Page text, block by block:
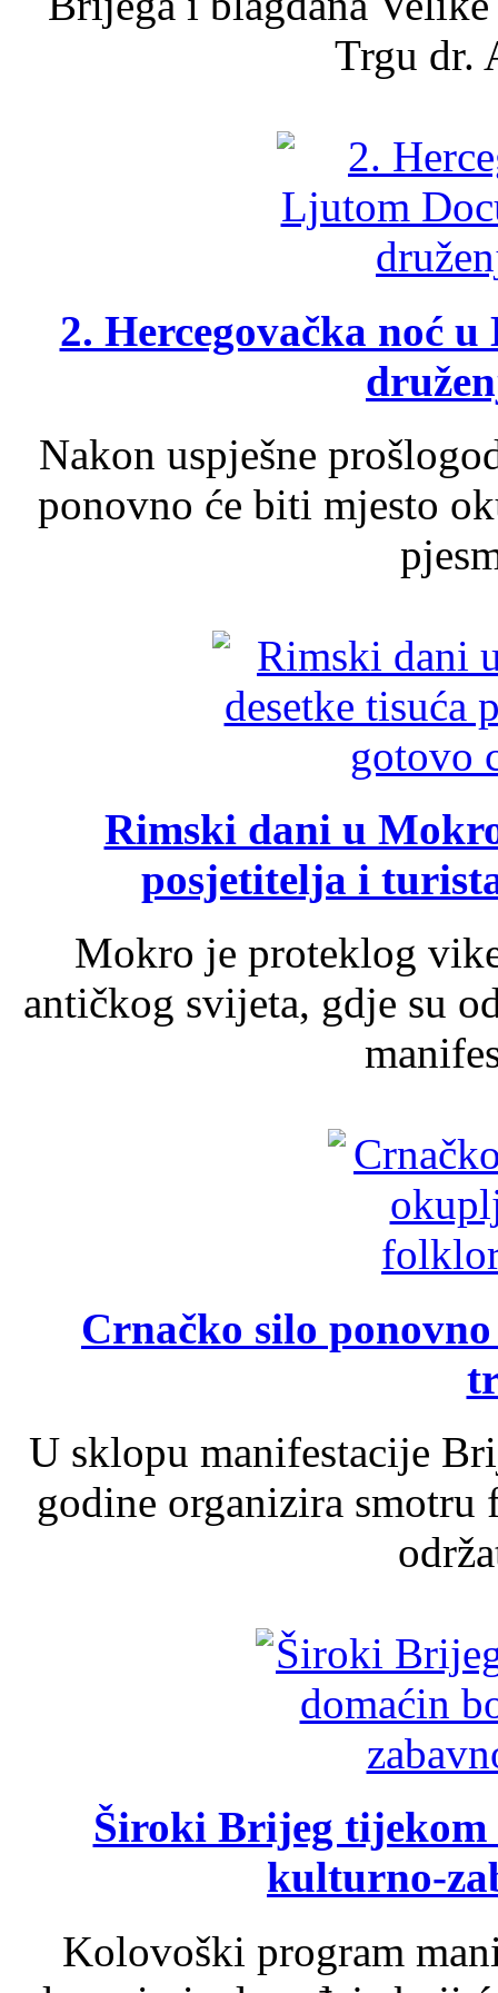
Trgu dr.
2. Hercegovačka noć
Nakon uspješne
ponovno će biti mjesto
Rimski dani u
posjetitelja i
Mokro je proteklog
antičkog svijeta, gdje su
Crnačko silo
U sklopu manifestacije
godine organizira
Široki Brijeg tijekom
kulturno-
Kolovoški program